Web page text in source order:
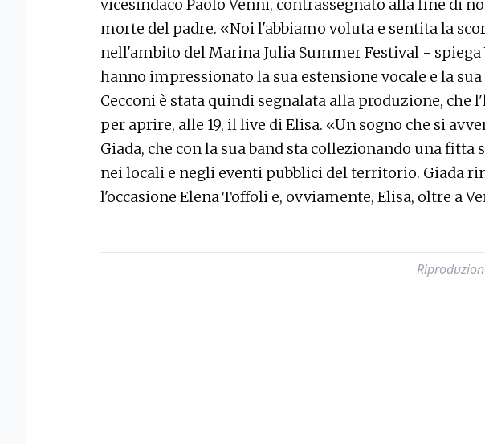
vicesindaco Paolo Venni, contrassegnato alla fine di
morte del padre. «Noi l'abbiamo voluta e sentita la
nell'ambito del Marina Julia Summer Festival - spiega
hanno impressionato la sua estensione vocale e la
Cecconi è stata quindi segnalata alla produzione, che
per aprire, alle 19, il live di Elisa. «Un sogno che si
Giada, che con la sua band sta collezionando una fitta
nei locali e negli eventi pubblici del territorio. Giada
l'occasione Elena Toffoli e, ovviamente, Elisa, oltre a